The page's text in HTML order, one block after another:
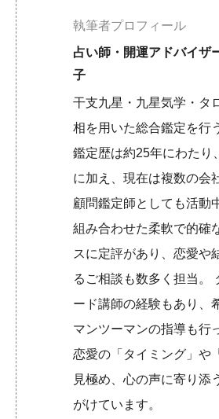
執筆者プロフィール
占い師・開運アドバイザ
子
干支九星・九星気学・タ
相を用いた総合鑑定を行
鑑定歴は約25年にわたり
に加え、現在は複数の会
顧問鑑定師としても活動
組み合わせた柔軟で的確
スに定評があり、恋愛や
るご相談も数多く担当。
ード講師の経験もあり、
マンツーマンの指導も行
恋愛の「タイミング」や
見極め、心の声に寄り添
がけています。